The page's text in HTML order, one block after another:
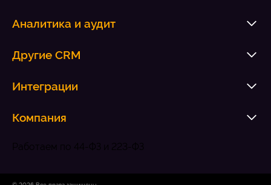
Аналитика и аудит
Другие CRM
Интеграции
Компания
Работаем по 44-ФЗ и 223-ФЗ